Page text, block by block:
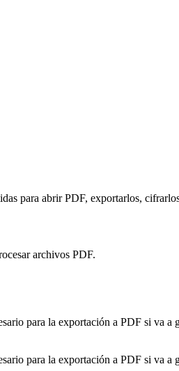
para abrir PDF, exportarlos,
archivos PDF.
para la exportación a PDF si va
para la exportación a PDF si va